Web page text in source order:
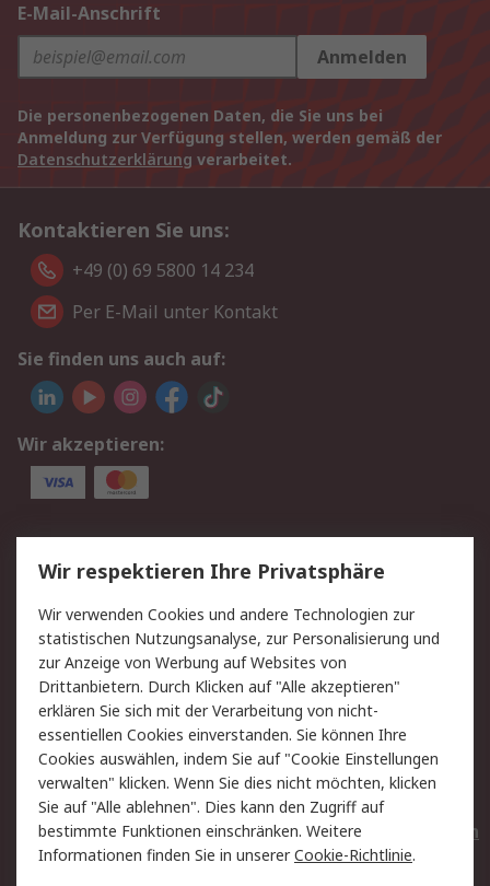
E-Mail-Anschrift
Anmelden
Die personenbezogenen Daten, die Sie uns bei
Anmeldung zur Verfügung stellen, werden gemäß der
Datenschutzerklärung verarbeitet.
Kontaktieren Sie uns:
+49 (0) 69 5800 14 234
Per E-Mail unter Kontakt
Sie finden uns auch auf:
Wir akzeptieren:
Service
Value Added Services
Lieferlösungen
Rücksendungen
Kontakt
Hilfe
Privatkunden
Rechtliches
AGB
Datenschutz
Cookie-Richtlinie
Zahlungsbedingungen
Copyright/Impressum
Entsorgung
Elektrogeräte/Batterien
Wir respektieren Ihre Privatsphäre
Wir verwenden Cookies und andere Technologien zur
statistischen Nutzungsanalyse, zur Personalisierung und
zur Anzeige von Werbung auf Websites von
Drittanbietern. Durch Klicken auf "Alle akzeptieren"
erklären Sie sich mit der Verarbeitung von nicht-
essentiellen Cookies einverstanden. Sie können Ihre
Cookies auswählen, indem Sie auf "Cookie Einstellungen
verwalten" klicken. Wenn Sie dies nicht möchten, klicken
Sie auf "Alle ablehnen". Dies kann den Zugriff auf
bestimmte Funktionen einschränken. Weitere
Informationen finden Sie in unsererCookie-Richtlinie.